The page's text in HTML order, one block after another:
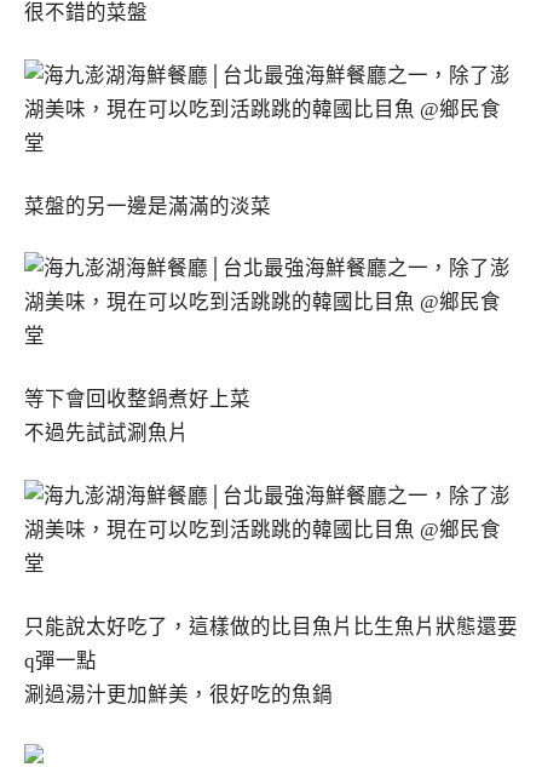
很不錯的菜盤
菜盤的另一邊是滿滿的淡菜
等下會回收整鍋煮好上菜
不過先試試涮魚片
只能說太好吃了，這樣做的比目魚片比生魚片狀態還要
q彈一點
涮過湯汁更加鮮美，很好吃的魚鍋